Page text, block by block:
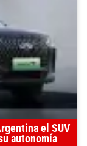
el SUV
autonomía